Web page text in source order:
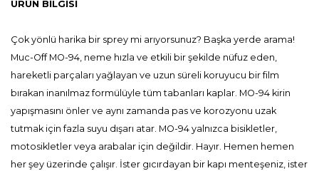
ÜRÜN BİLGİSİ
Çok yönlü harika bir sprey mi arıyorsunuz? Başka yerde arama!
Muc-Off MO-94, neme hızla ve etkili bir şekilde nüfuz eden,
hareketli parçaları yağlayan ve uzun süreli koruyucu bir film
bırakan inanılmaz formülüyle tüm tabanları kaplar. MO-94 kirin
yapışmasını önler ve aynı zamanda pas ve korozyonu uzak
tutmak için fazla suyu dışarı atar. MO-94 yalnızca bisikletler,
motosikletler veya arabalar için değildir. Hayır. Hemen hemen
her şey üzerinde çalışır. İster gıcırdayan bir kapı menteşeniz, ister